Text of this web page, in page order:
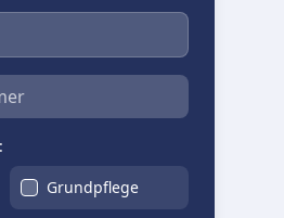
Grundpflege